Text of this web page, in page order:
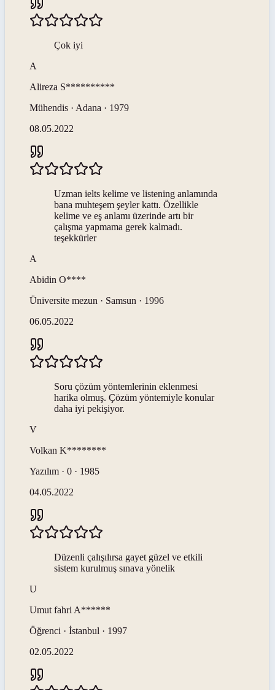
Çok iyi
A
Alireza S**********
Mühendis · Adana · 1979
08.05.2022
Uzman ielts kelime ve listening anlamında
bana muhteşem şeyler kattı. Özellikle
kelime ve eş anlamı üzerinde artı bir
çalışma yapmama gerek kalmadı.
teşekkürler
A
Abidin O****
Üniversite mezun · Samsun · 1996
06.05.2022
Soru çözüm yöntemlerinin eklenmesi
harika olmuş. Çözüm yöntemiyle konular
daha iyi pekişiyor.
V
Volkan K********
Yazılım · 0 · 1985
04.05.2022
Düzenli çalışılırsa gayet güzel ve etkili
sistem kurulmuş sınava yönelik
U
Umut fahri A******
Öğrenci · İstanbul · 1997
02.05.2022